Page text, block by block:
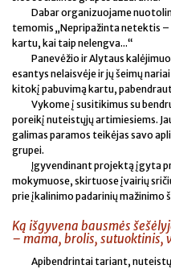
Dabar organizuojame
temomis „Nepripažinta netektis
kartu, kai taip nelengva...“
Panevėžio ir Alytaus
esantys nelaisvėje ir jų šeimų
kitokį pabuvimą kartu,
Vykome į susitikimus su
poreikį nuteistųjų artimiesiems.
galimas paramos teikėjas savo
grupei.
Įgyvendinant projektą įgyta
mokymuose, skirtuose įvairių
prie įkalinimo padarinių mažinimo
Ką išgyvena bausmės
– mama, brolis, sutuoktinis,
Apibendrintai tariant,